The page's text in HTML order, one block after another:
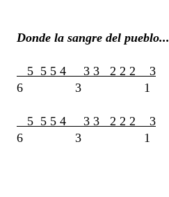
Donde la sangre del pueblo...
5 5 5 4 3 3 2 2 2 3
6 3 1
5 5 5 4 3 3 2 2 2 3
6 3 1